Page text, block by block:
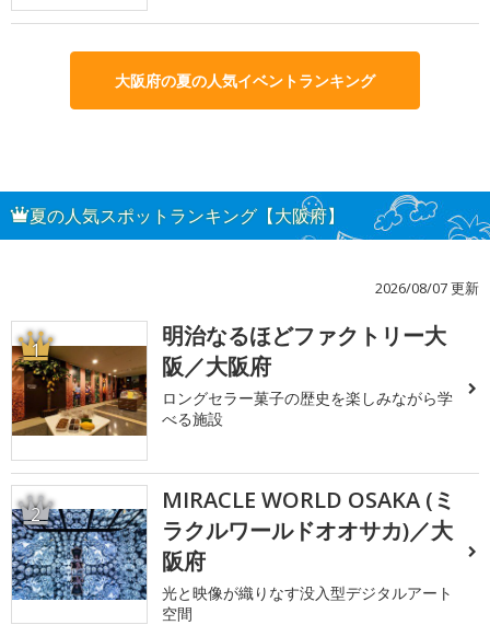
大阪府の夏の人気イベントランキング
夏の人気スポットランキング【大阪府】
2026/08/07 更新
1
明治なるほどファクトリー大
阪／大阪府
ロングセラー菓子の歴史を楽しみながら学
べる施設
2
MIRACLE WORLD OSAKA (ミ
ラクルワールドオオサカ)／大
阪府
光と映像が織りなす没入型デジタルアート
空間